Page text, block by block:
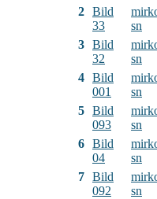
2 Bild
33
sn
3 Bild
32
sn
4 Bild
001
sn
5 Bild
093
sn
6 Bild
04
sn
7 Bild
092
sn